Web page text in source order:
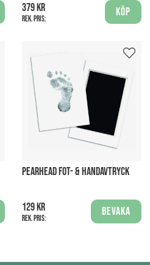
379 kr
Rek. pris:
Köp
PEARHEAD FOT- & HANDAVTRYCK
129 kr
Rek. pris:
Bevaka